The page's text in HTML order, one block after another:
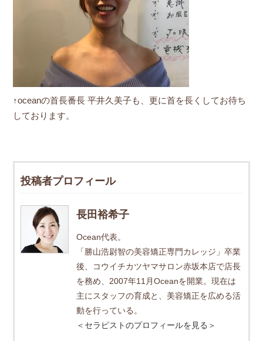
↑oceanの首長番長 平井久美子も、更に首を長くしてお待ち
しております。
投稿者プロフィール
長田裕希子
Ocean代表。
「勝山浩尉智の美容矯正専門カレッジ」卒業
後、コウイチカツヤマサロン赤坂本店で店長
を務め、2007年11月Oceanを開業。現在は
主にスタッフの育成と、美容矯正を広める活
動を行っている。
＜セラピストのプロフィールを見る＞